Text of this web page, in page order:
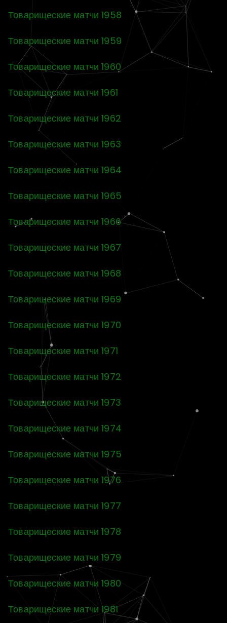
Товарищеские матчи 1958
Товарищеские матчи 1959
Товарищеские матчи 1960
Товарищеские матчи 1961
Товарищеские матчи 1962
Товарищеские матчи 1963
Товарищеские матчи 1964
Товарищеские матчи 1965
Товарищеские матчи 1966
Товарищеские матчи 1967
Товарищеские матчи 1968
Товарищеские матчи 1969
Товарищеские матчи 1970
Товарищеские матчи 1971
Товарищеские матчи 1972
Товарищеские матчи 1973
Товарищеские матчи 1974
Товарищеские матчи 1975
Товарищеские матчи 1976
Товарищеские матчи 1977
Товарищеские матчи 1978
Товарищеские матчи 1979
Товарищеские матчи 1980
Товарищеские матчи 1981